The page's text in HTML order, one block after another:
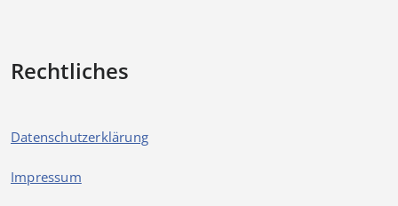
Rechtliches
Datenschutzerklärung
Impressum